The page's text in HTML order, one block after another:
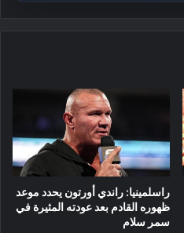
راسلمينيا: راندي أورتون يحدد موعد
ظهوره القادم بعد عودته المثيرة في
سمر سلام